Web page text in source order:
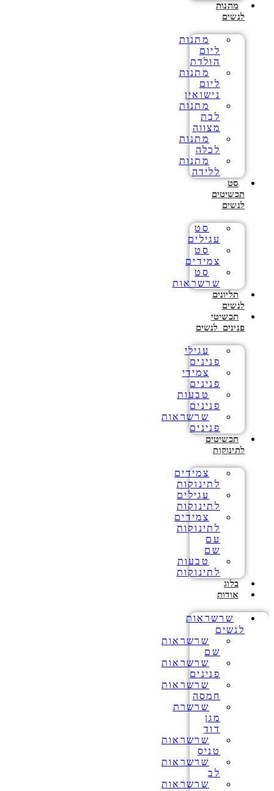
מתנות
לנשים
מתנות
ליום
הולדת
מתנות
ליום
נישואין
מתנות
לבת
מצווה
מתנות
לכלה
מתנות
ללידה
סט
תכשיטים
לנשים
סט
עגילים
סט
צמידים
סט
שרשראות
תליונים
לנשים
תכשיטי
פנינים לנשים
עגילי
פנינים
צמידי
פנינים
טבעות
פנינים
שרשראות
פנינים
תכשיטים
לתינוקות
צמידים
לתינוקות
עגילים
לתינוקות
צמידים
לתינוקות
עם
שם
טבעות
לתינוקות
בלוג
אודות
שרשראות
לנשים
שרשראות
שם
שרשראות
פנינים
שרשראות
חמסה
שרשרת
מגן
דוד
שרשראות
טניס
שרשראות
לב
שרשראות